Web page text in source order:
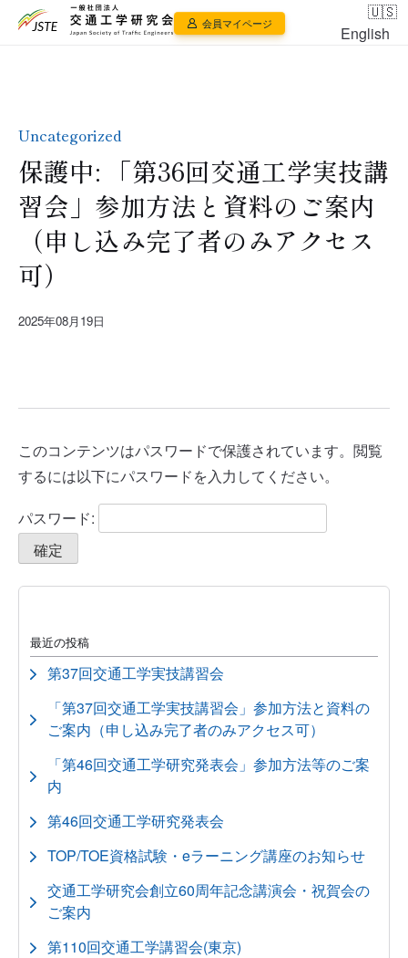
会員マイページ
English
Uncategorized
保護中: 「第36回交通工学実技講
習会」参加方法と資料のご案内
（申し込み完了者のみアクセス
可）
2025年08月19日
このコンテンツはパスワードで保護されています。閲覧
するには以下にパスワードを入力してください。
パスワード:
最近の投稿
第37回交通工学実技講習会
「第37回交通工学実技講習会」参加方法と資料の
ご案内（申し込み完了者のみアクセス可）
「第46回交通工学研究発表会」参加方法等のご案
内
第46回交通工学研究発表会
TOP/TOE資格試験・eラーニング講座のお知らせ
交通工学研究会創立60周年記念講演会・祝賀会の
ご案内
第110回交通工学講習会(東京)